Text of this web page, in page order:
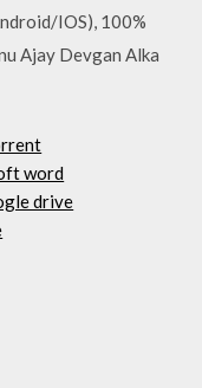
IOS), 100%
Ajay Devgan Alka
word
drive